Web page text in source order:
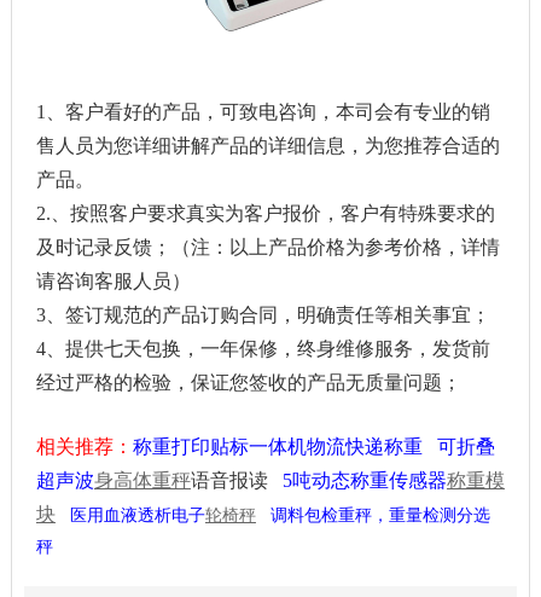
1、客户看好的产品，可致电咨询，本司会有专业的销
售人员为您详细讲解产品的详细信息，为您推荐合适的
产品。
2.、按照客户要求真实为客户报价，客户有特殊要求的
及时记录反馈；（注：以上产品价格为参考价格，详情
请咨询客服人员）
3、签订规范的产品订购合同，明确责任等相关事宜；
4、提供七天包换，一年保修，终身维修服务，发货前
经过严格的检验，保证您签收的产品无质量问题；
相关推荐： 称重打印贴标一体机物流快递称重
可折叠
超声波身高体重秤语音报读 5吨动态称重传感器称重模
块
医用血液透析电子轮椅秤
调料包检重秤，重量检测分选
秤